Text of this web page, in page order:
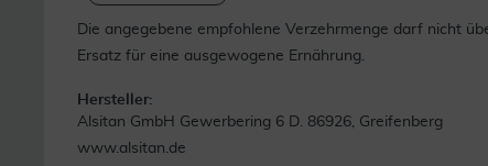
Die angegebene empfohlene Verzehrmenge darf nicht
Ersatz für eine ausgewogene Ernährung.
Hersteller:
Alsitan GmbH Gewerbering 6 D. 86926, Greifenberg
www.alsitan.de